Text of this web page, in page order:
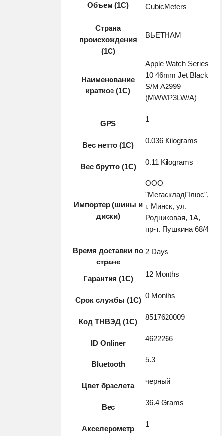
Объем (1С)
CubicMeters
Страна
происхождения
(1С)
ВЬЕТНАМ
Наименование
краткое (1C)
Apple Watch Series
10 46mm Jet Black
S/M A2999
(MWWP3LW/A)
GPS
1
Вес нетто (1С)
0.036 Kilograms
Вес брутто (1С)
0.11 Kilograms
Импортер (шины и
диски)
ООО
"МегаскладПлюс",
г. Минск, ул.
Родниковая, 1А,
пр-т. Пушкина 68/4
Время доставки по
стране
2 Days
Гарантия (1С)
12 Months
Срок службы (1С)
0 Months
Код ТНВЭД (1С)
8517620009
ID Onliner
4622266
Bluetooth
5.3
Цвет браслета
черный
Вес
36.4 Grams
Акселерометр
1